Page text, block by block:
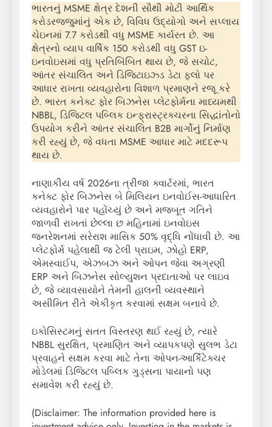
ભારતનું MSME ક્ષેત્ર દેશની સૌથી મોટી આર્થિક
કરોડરજ્જુમાંનું એક છે, વિવિધ ઉદ્યોગો અને સપ્લાય
ચેઇનમાં 7.7 કરોડથી વધુ MSME કાર્યરત છે. આ
ક્ષેત્રનો વ્યાપ વાર્ષિક 150 કરોડથી વધુ GST ઇ-
ઇનવોઇસમાં વધુ પ્રતિબિંબિત થાય છે, જે સચોટ,
આંતર સંચાલિત અને ડિજિટાઇઝ્ડ ડેટા ફ્લો પર
આધાર રાખતા વ્યવહારોના વિશાળ પ્રમાણને રજૂ કરે
છે. ભારત કનેક્ટ ફોર બિઝનેસ પ્લેટફોર્મના માધ્યમથી
NBBL, ડિજિટલ પબ્લિક ઇન્ફ્રાસ્ટ્રક્ચરના સિદ્ધાંતોનો
ઉપયોગ કરીને આંતર સંચાલિત B2B માર્ગોનું નિર્માણ
કરી રહ્યું છે, જે વધતા MSME આધાર માટે મદદરૂપ
થાય છે.
નાણાકીય વર્ષ 2026ના ત્રીજા ક્વાર્ટરમાં, ભારત
કનેક્ટ ફોર બિઝનેસ બે મિલિયન ઇનવોઈસ-આધારિત
વ્યવહારોને પાર પહોંચ્યું છે અને મજબૂત ગતિને
જાળવી રાખતાં છેલ્લા છ મહિનામાં ઇનવોઇસ
જનરેશનમાં સરેરાશ માસિક 50% વૃદ્ધિ નોંધાવી છે. આ
પ્લેટફોર્મ પહેલાથી જ ટેલી પ્રાઇમ, ઝોહો ERP,
એમસ્વાઈપ, એઝબઝ અને ઓપન જેવા અગ્રણી
ERP અને બિઝનેસ સોલ્યુશન પ્રદાતાઓ પર લાઇવ
છે, જે વ્યાવસાયોને તેમની હાલની વ્યવસ્થાને
અસીમિત રીતે એકીકૃત કરવામાં સક્ષમ બનાવે છે.
ઇકોસિસ્ટમનું સતત વિસ્તરણ થઈ રહ્યું છે, ત્યારે
NBBL સુરક્ષિત, પ્રમાણિત અને વ્યાપકપણે સુલભ ડેટા
પ્રવાહને સક્ષમ કરવા માટે તેના ઓપન-આર્કિટેક્ચર
મોડેલમાં ડિજિટલ પબ્લિક ગુડ્સના પાયાનો પણ
સમાવેશ કરી રહ્યું છે.
(Disclaimer: The information provided here is